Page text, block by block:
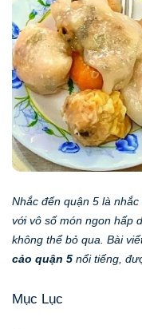
Nhắc đến quận 5 là
với vô số món ngon hấp
không thể bỏ qua. Bài
cảo quận 5 nổi tiếng,
Mục Lục